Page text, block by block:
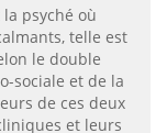
psyché où
telle est
le double
sociale et de la
de ces deux
et leurs